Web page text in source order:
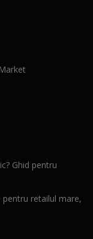
Ghid pentru
retailul mare,